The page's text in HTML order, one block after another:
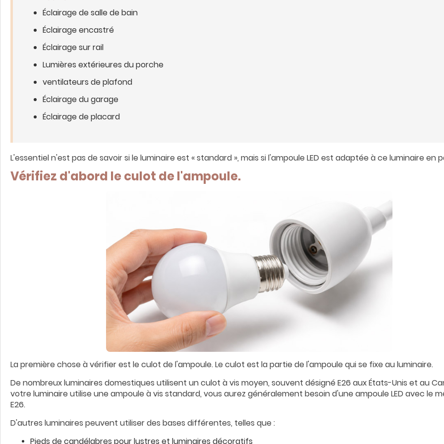
Éclairage de salle de bain
Éclairage encastré
Éclairage sur rail
Lumières extérieures du porche
ventilateurs de plafond
Éclairage du garage
Éclairage de placard
L'essentiel n'est pas de savoir si le luminaire est « standard », mais si l'ampoule LED est adaptée à ce luminaire en
Vérifiez d'abord le culot de l'ampoule.
La première chose à vérifier est le culot de l'ampoule. Le culot est la partie de l'ampoule qui se fixe au luminaire.
De nombreux luminaires domestiques utilisent un culot à vis moyen, souvent désigné E26 aux États-Unis et au
votre luminaire utilise une ampoule à vis standard, vous aurez généralement besoin d'une ampoule LED avec le
E26.
D'autres luminaires peuvent utiliser des bases différentes, telles que :
Pieds de candélabres pour lustres et luminaires décoratifs